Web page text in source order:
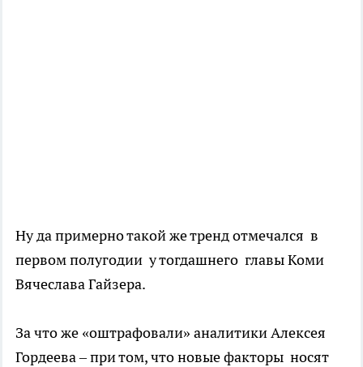
Ну да примерно такой же тренд отмечался в
первом полугодии у тогдашнего главы Коми
Вячеслава Гайзера.
За что же «оштрафовали» аналитики Алексея
Гордеева – при том, что новые факторы носят